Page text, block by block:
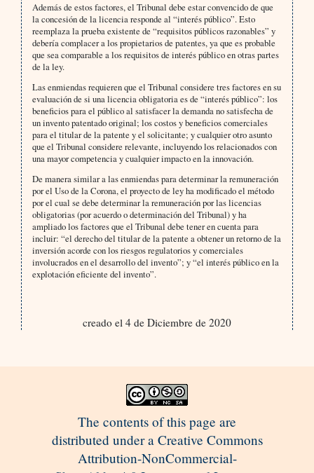
Además de estos factores, el Tribunal debe estar convencido de que
la concesión de la licencia responde al “interés público”. Esto
reemplaza la prueba existente de “requisitos públicos razonables” y
debería complacer a los propietarios de patentes, ya que es probable
que sea comparable a los requisitos de interés público en otras partes
de la ley.
Las enmiendas requieren que el Tribunal considere tres factores en su
evaluación de si una licencia obligatoria es de “interés público”: los
beneficios para el público al satisfacer la demanda no satisfecha de
un invento patentado original; los costos y beneficios comerciales
para el titular de la patente y el solicitante; y cualquier otro asunto
que el Tribunal considere relevante, incluyendo los relacionados con
una mayor competencia y cualquier impacto en la innovación.
De manera similar a las enmiendas para determinar la remuneración
por el Uso de la Corona, el proyecto de ley ha modificado el método
por el cual se debe determinar la remuneración por las licencias
obligatorias (por acuerdo o determinación del Tribunal) y ha
ampliado los factores que el Tribunal debe tener en cuenta para
incluir: “el derecho del titular de la patente a obtener un retorno de la
inversión acorde con los riesgos regulatorios y comerciales
involucrados en el desarrollo del invento”; y “el interés público en la
explotación eficiente del invento”.
creado el 4 de Diciembre de 2020
The contents of this page are
distributed under a Creative Commons
Attribution-NonCommercial-